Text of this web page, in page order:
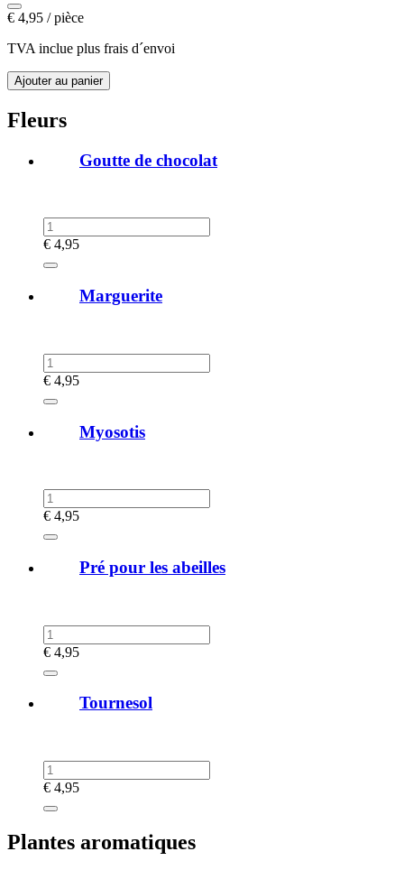
€ 4,95 / pièce
TVA inclue plus frais d´envoi
Fleurs
Goutte de chocolat
€ 4,95
Marguerite
€ 4,95
Myosotis
€ 4,95
Pré pour les abeilles
€ 4,95
Tournesol
€ 4,95
Plantes aromatiques